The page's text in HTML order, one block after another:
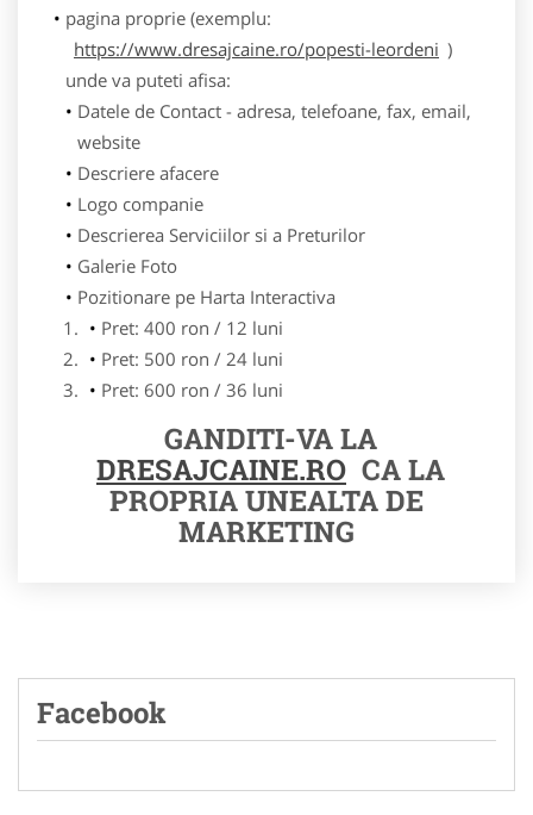
pagina proprie (exemplu:
https://www.dresajcaine.ro/popesti-leordeni )
unde va puteti afisa:
Datele de Contact - adresa, telefoane, fax, email,
website
Descriere afacere
Logo companie
Descrierea Serviciilor si a Preturilor
Galerie Foto
Pozitionare pe Harta Interactiva
Pret: 400 ron / 12 luni
Pret: 500 ron / 24 luni
Pret: 600 ron / 36 luni
GANDITI-VA LA
DRESAJCAINE.RO CA LA
PROPRIA UNEALTA DE
MARKETING
Facebook